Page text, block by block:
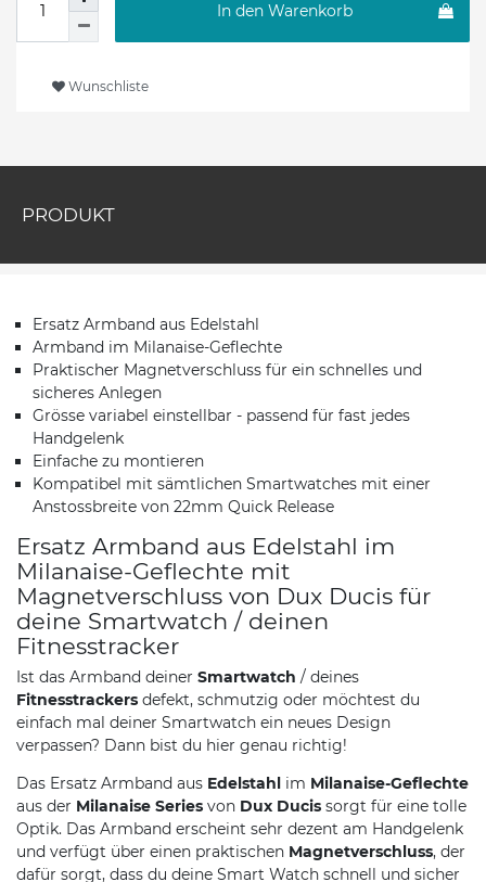
In den Warenkorb
Wunschliste
PRODUKT
Ersatz Armband aus Edelstahl
Armband im Milanaise-Geflechte
Praktischer Magnetverschluss für ein schnelles und
sicheres Anlegen
Grösse variabel einstellbar - passend für fast jedes
Handgelenk
Einfache zu montieren
Kompatibel mit sämtlichen Smartwatches mit einer
Anstossbreite von 22mm Quick Release
Ersatz Armband aus Edelstahl im
Milanaise-Geflechte mit
Magnetverschluss von Dux Ducis für
deine Smartwatch / deinen
Fitnesstracker
Ist das Armband deiner Smartwatch / deines
Fitnesstrackers defekt, schmutzig oder möchtest du
einfach mal deiner Smartwatch ein neues Design
verpassen? Dann bist du hier genau richtig!
Das Ersatz Armband aus Edelstahl im Milanaise-Geflechte
aus der Milanaise Series von Dux Ducis sorgt für eine tolle
Optik. Das Armband erscheint sehr dezent am Handgelenk
und verfügt über einen praktischen Magnetverschluss, der
dafür sorgt, dass du deine Smart Watch schnell und sicher